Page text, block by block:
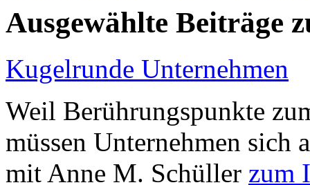
Ausgewählte Beiträge
Kugelrunde Unternehmen
Weil Berührungspunkte
müssen Unternehmen sich
mit Anne M. Schüller zum